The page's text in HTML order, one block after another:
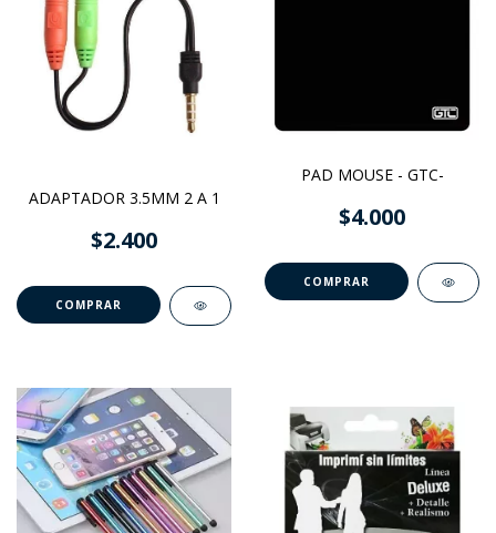
ADAPTADOR 3.5MM 2 A 1
$2.400
PAD MOUSE - GTC-
$4.000